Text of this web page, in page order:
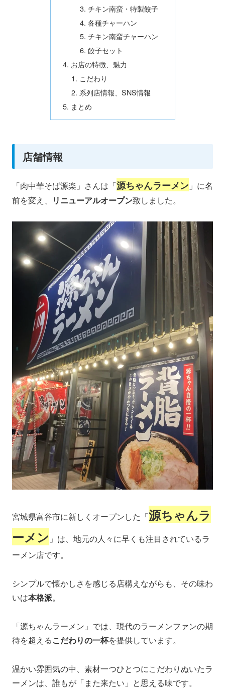
チキン南蛮・特製餃子
各種チャーハン
チキン南蛮チャーハン
餃子セット
お店の特徴、魅力
こだわり
系列店情報、SNS情報
まとめ
店舗情報
「肉中華そば源楽」さんは「源ちゃんラーメン 」に名
前を変え、
リニューアルオープン致しました。
宮城県富谷市に新しくオープンした「源ちゃんラ
ーメン 」は、地元の人々に早くも注目されているラ
ーメン店です。
シンプルで懐かしさを感じる店構えながらも、その味わ
いは本格派。
「源ちゃんラーメン」では、現代のラーメンファンの期
待を超えるこだわりの一杯を提供しています。
温かい雰囲気の中、素材一つひとつにこだわりぬいたラ
ーメンは、誰もが「また来たい」と思える味です。